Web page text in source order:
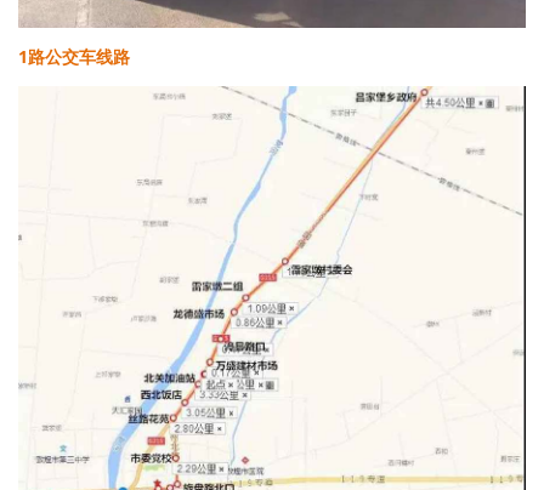
1路公交车线路